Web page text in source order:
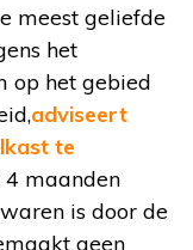
meest geliefde
het
op het gebied
adviseert
te
4 maanden
is door de
geen